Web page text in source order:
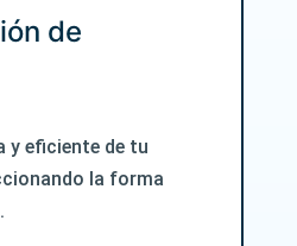
de
y eficiente de tu
la forma